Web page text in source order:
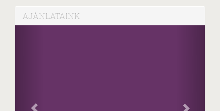
AJÁNLATAINK